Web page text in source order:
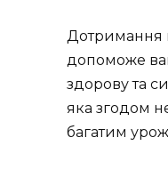
Дотримання
допоможе
здорову та
яка згодом
багатим